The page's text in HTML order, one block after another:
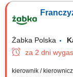
obsługi.
Dostosowywanie
Żabka Polska
za 2 dni
kierownik /